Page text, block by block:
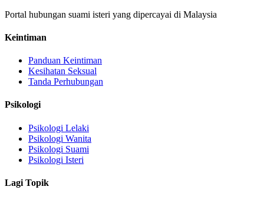
Portal hubungan suami isteri yang dipercayai di Malaysia
Keintiman
Panduan Keintiman
Kesihatan Seksual
Tanda Perhubungan
Psikologi
Psikologi Lelaki
Psikologi Wanita
Psikologi Suami
Psikologi Isteri
Lagi Topik